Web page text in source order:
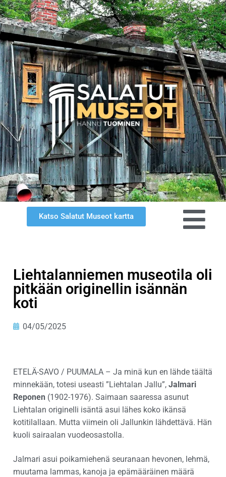
Katso Salatut Museot kartta
Liehtalanniemen museotila oli
pitkään originellin isännän
koti
04/05/2025
ETELÄ-SAVO / PUUMALA – Ja minä kun en lähde täältä
minnekään, totesi useasti ”Liehtalan Jallu”, Jalmari
Reponen (1902-1976). Saimaan saaressa asunut
Liehtalan originelli isäntä asui lähes koko ikänsä
kotitilallaan. Mutta viimein oli Jallunkin lähdettävä. Hän
kuoli sairaalan vuodeosastolla.
Jalmari asui poikamiehenä seuranaan hevonen, lehmä,
muutama lammas, kanoja ja epämääräinen määrä